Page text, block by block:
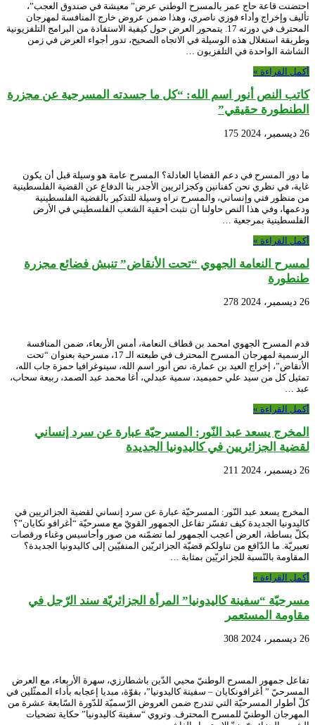
احتضنت قاعة حاج عمر بالمسرح الوطني عرض” معيشة في صندوق العجب”،
تأليف وإخراج وأداء فوزي ناصري، وهذا ضمن عروض خارج المنافسة لمهرجان
المحترف في دورته 17. يتمحور العرض حول كيفية الاستفادة من البرامج التلفزيونية
وطريقة استغلال هذه الوسيلة في الاتجاه الصحيح، تدور أجواء العرض في زمن
الشاشة الواحدة في التلفزيون …
أكمل القراءة »
كاتب النص أنور اسم الله: “كل ما جسدته المسرحية عن مجزرة
الطنطورة حقيقي”
26 ديسمبر، 2024 175
ما دور المسرح في دعم القضايا العادلة؟ المسرح عامة هو وسيلة قبل أن يكون
غاية، في نظري نحن كفنانين وكجزائريين الأجدر بنا الدفاع عن القضية الفلسطينية
من منظور فني وإنساني، والمسرح نراه وسيلة للتذكير بالقضية الفلسطينية
ودعمها، وفي هذا النص حاولنا أن نثبت أحقية الشعب الفلسطيني في الأرض
الفلسطينية بمرجعية …
أكمل القراءة »
لمسرح النعامة الجهوي “تحت الأنقاض” تنبش فضائع مجزرة
طنطورة
26 ديسمبر، 2024 278
قدم المسرح الجهوي امحمد بن قطاف النعامة، أمس الأربعاء، ضمن المنافسة
الرسمية لمهرجان المسرح المحترف في طبعته الـ 17، مسرحية بعنوان “تحت
الأنقاض”، إخراج العيد بن عمارة، نص أنور اسم الله، سينوغرافيا حمزة جاب الله،
تمثيل كل من سيد علي حميميد، سمية عبدلي، أغا محمد عبد الصمد، ربيعة سحاب،
عبد …
أكمل القراءة »
المخرج يسعد عبد النّور: المسرحيّة عبارة عن سرد إنساني
لقضية الجزائريين في كاليدونيا الجديدة
26 ديسمبر، 2024 211
المخرج يسعد عبد النّور: المسرحيّة عبارة عن سرد إنساني لقضية الجزائريين في
كاليدونيا الجديدة كيف تفسّر تفاعل الجمهور القويّ مع مسرحيّة “أغرافو نكايان”؟
بكلّ بساطة، العرض أعجب الجمهور لما تضمّنه من صور وأحاسيس وغناء ورقصات
تعبيريّة. ما الدّافع من تناولكم قضيّة الجزائريّين المنفيّين إلى كاليدونيا الجديدة؟
المقاومة بالنّسبة للجزائريّين بمثابة …
أكمل القراءة »
مسرحيّة “سفينة كاليدونيا” المرأة الجزائريّة سند الرّجل في
مقاومة المستعمر
26 ديسمبر، 2024 308
تفاعل جمهور المسرح الوطنيّ محيي الدّين باشطارزي، سهرة الأربعاء، مع العرض
المسرحيّ ” أغرافونكايان – سفينة كاليدونيا”، بقوّة، مبديا إعجابه بأداء الممثّلين في
كلّ أطوار المسرحيّة التي تندرج ضمن العروض الرّسميّة للدّورة السّابعة عشرة من
المهرجان الوطنيّ للمسرح المحترف. وتروي “سفينة كاليدونيا” حكاية تضحيات